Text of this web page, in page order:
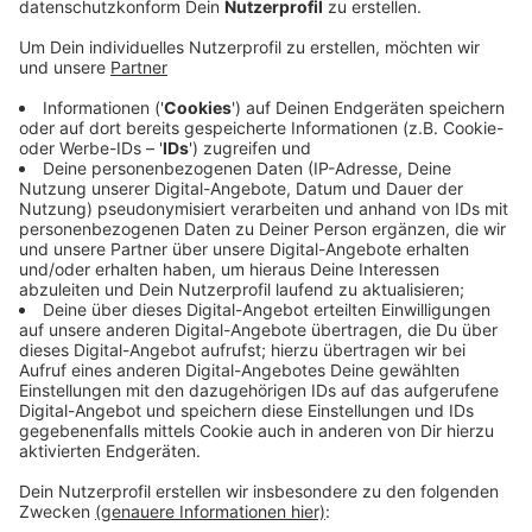
Anzeige
Der Anhänger prallte gegen einen Carport und
zerstörte drei Autos. Der Schöppinger wurde leicht
verletzt. Die geladene Gülle lief aus, etwa 18.000 Liter.
Ein Teil lief in den Keller eines Wohnhauses, dort stand
die Gülle zentimetertief. Die Feuerwehr war
stundenlang damit beschäftigt, die Gülle abzupumpen.
Der Kreis Steinfurt untersucht, inwieweit das
Grundwasser betroffen ist. Warum der Anhänger in der
Kurve umkippte, ist noch unklar.
Anzeige